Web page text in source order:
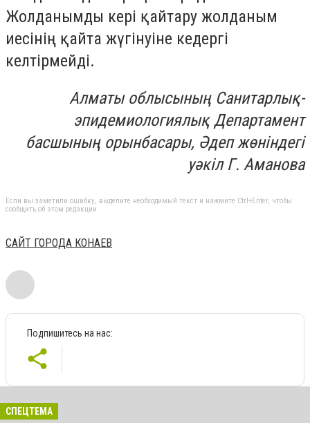
Жолданымды кері қайтару жолданым
иесінің қайта жүгінуіне кедергі
келтірмейді.
Алматы облысының Санитарлық-
эпидемиологиялық Департамент
басшының орынбасары, Әдеп жөніндегі
уәкіл​​​​​​​ Г. Аманова
Если вы заметили ошибку, выделите необходимый текст и нажмите Ctrl+Enter, чтобы
сообщить об этом редакции
САЙТ ГОРОДА КОНАЕВ
Подпишитесь на нас:
СПЕЦТЕМА